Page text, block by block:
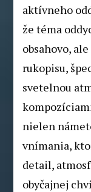
aktívneho
že téma
obsahovo,
rukopisu,
svetelnou
nielen
vnímania,
detail,
obyčajnej